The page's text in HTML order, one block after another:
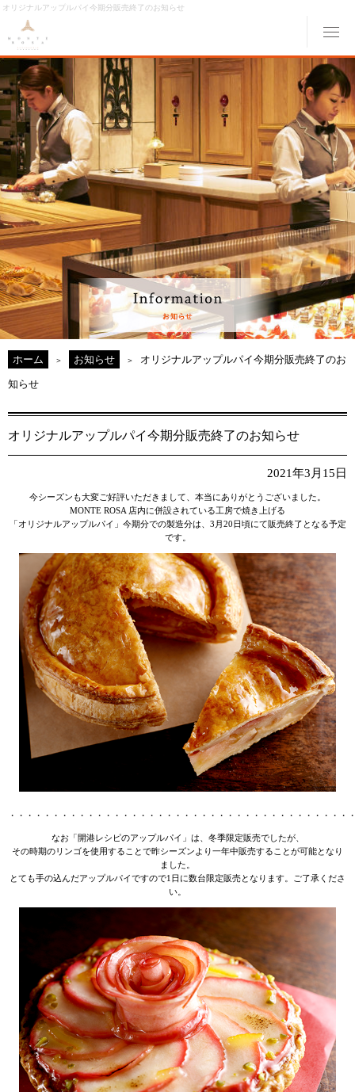
オリジナルアップルパイ今期分販売終了のお知らせ
ABOUT MONTE ROSAモンテローザについて
MENUメニュー
ORIGINAL ORDER オリジナルオーダー
GALLERY ギャラリー
ACCESS 交通アクセス
MONTE ROSA Online Shopオンライン ショップ
CAKE RESERVEケーキWeb予約
ホーム お知らせ オリジナルアップルパイ今期分販売終了のお
知らせ
オリジナルアップルパイ今期分販売終了のお知らせ
2021年3月15日
今シーズンも大変ご好評いただきまして、本当にありがとうございました。
MONTE ROSA 店内に併設されている工房で焼き上げる
「オリジナルアップルパイ」今期分での製造分は、3月20日頃にて販売終了となる予定
です。
・・・・・・・・・・・・・・・・・・・・・・・・・・・・・・・・・・・・・・・
なお「開港レシピのアップルパイ」は、冬季限定販売でしたが、
その時期のリンゴを使用することで昨シーズンより一年中販売することが可能となり
ました。
とても手の込んだアップルパイですので1日に数台限定販売となります。ご了承くださ
い。